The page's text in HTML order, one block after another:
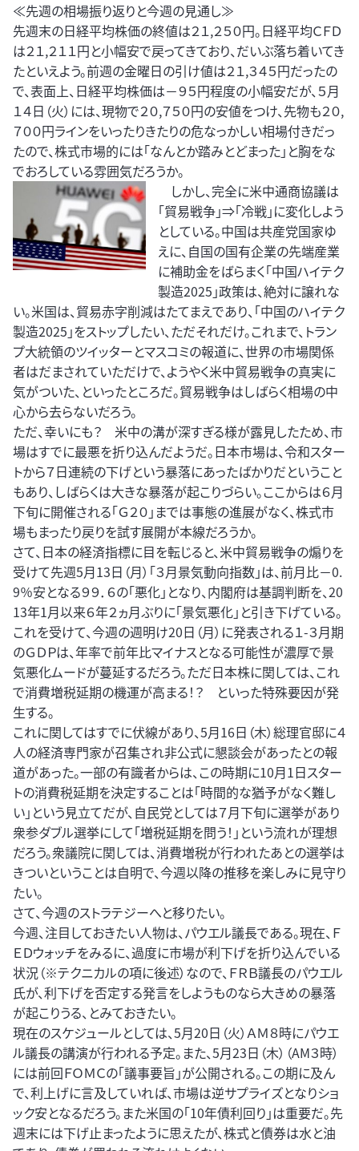
≪先週の相場振り返りと今週の見通し≫
先週末の日経平均株価の終値は２１,２５０円。日経平均ＣＦＤ
は２１,２１１円と小幅安で戻ってきており、だいぶ落ち着いてき
たといえよう。前週の金曜日の引け値は２１,３４５円だったの
で、表面上、日経平均株価は－９５円程度の小幅安だが、５月
１４日（火）には、現物で２０,７５０円の安値をつけ、先物も２０,
７００円ラインをいったりきたりの危なっかしい相場付きだっ
たので、株式市場的には「なんとか踏みとどまった」と胸をな
でおろしている雰囲気だろうか。
しかし、完全に米中通商協議は
「貿易戦争」⇒「冷戦」に変化しよう
としている。中国は共産党国家ゆ
えに、自国の国有企業の先端産業
に補助金をばらまく「中国ハイテク
製造2025」政策は、絶対に譲れな
い。米国は、貿易赤字削減はたてまえであり、「中国のハイテク
製造2025」をストップしたい、ただそれだけ。これまで、トラン
プ大統領のツイッターとマスコミの報道に、世界の市場関係
者はだまされていただけで、ようやく米中貿易戦争の真実に
気がついた、といったところだ。貿易戦争はしばらく相場の中
心から去らないだろう。
ただ、幸いにも？ 米中の溝が深すぎる様が露見したため、市
場はすでに最悪を折り込んだようだ。日本市場は、令和スター
トから７日連続の下げという暴落にあったばかりだということ
もあり、しばらくは大きな暴落が起こりづらい。ここからは６月
下旬に開催される「Ｇ２０」までは事態の進展がなく、株式市
場もまったり戻りを試す展開が本線だろうか。
さて、日本の経済指標に目を転じると、米中貿易戦争の煽りを
受けて先週5月13日（月）「３月景気動向指数」は、前月比－0.
9％安となる９９．６の「悪化」となり、内閣府は基調判断を、20
13年1月以来６年２ヵ月ぶりに「景気悪化」と引き下げている。
これを受けて、今週の週明け20日（月）に発表される１-３月期
のＧＤＰは、年率で前年比マイナスとなる可能性が濃厚で景
気悪化ムードが蔓延するだろう。ただ日本株に関しては、これ
で消費増税延期の機運が高まる！？ といった特殊要因が発
生する。
これに関してはすでに伏線があり、5月16日（木）総理官邸に４
人の経済専門家が召集され非公式に懇談会があったとの報
道があった。一部の有識者からは、この時期に10月1日スター
トの消費税延期を決定することは「時間的な猶予がなく難し
い」という見立てだが、自民党としては７月下旬に選挙があり
衆参ダブル選挙にして「増税延期を問う！」という流れが理想
だろう。衆議院に関しては、消費増税が行われたあとの選挙は
きついということは自明で、今週以降の推移を楽しみに見守り
たい。
さて、今週のストラテジーへと移りたい。
今週、注目しておきたい人物は、パウエル議長である。現在、Ｆ
ＥＤウォッチをみるに、過度に市場が利下げを折り込んでいる
状況（※テクニカルの項に後述）なので、ＦＲＢ議長のパウエル
氏が、利下げを否定する発言をしようものなら大きめの暴落
が起こりうる、とみておきたい。
現在のスケジュールとしては、5月20日（火）ＡＭ８時にパウエ
ル議長の講演が行われる予定。また、5月23日（木）（AM３時）
には前回ＦＯＭＣの「議事要旨」が公開される。この期に及ん
で、利上げに言及していれば、市場は逆サプライズとなりショ
ック安となるだろう。また米国の「10年債利回り」は重要だ。先
週末には下げ止まったように思えたが、株式と債券は水と油